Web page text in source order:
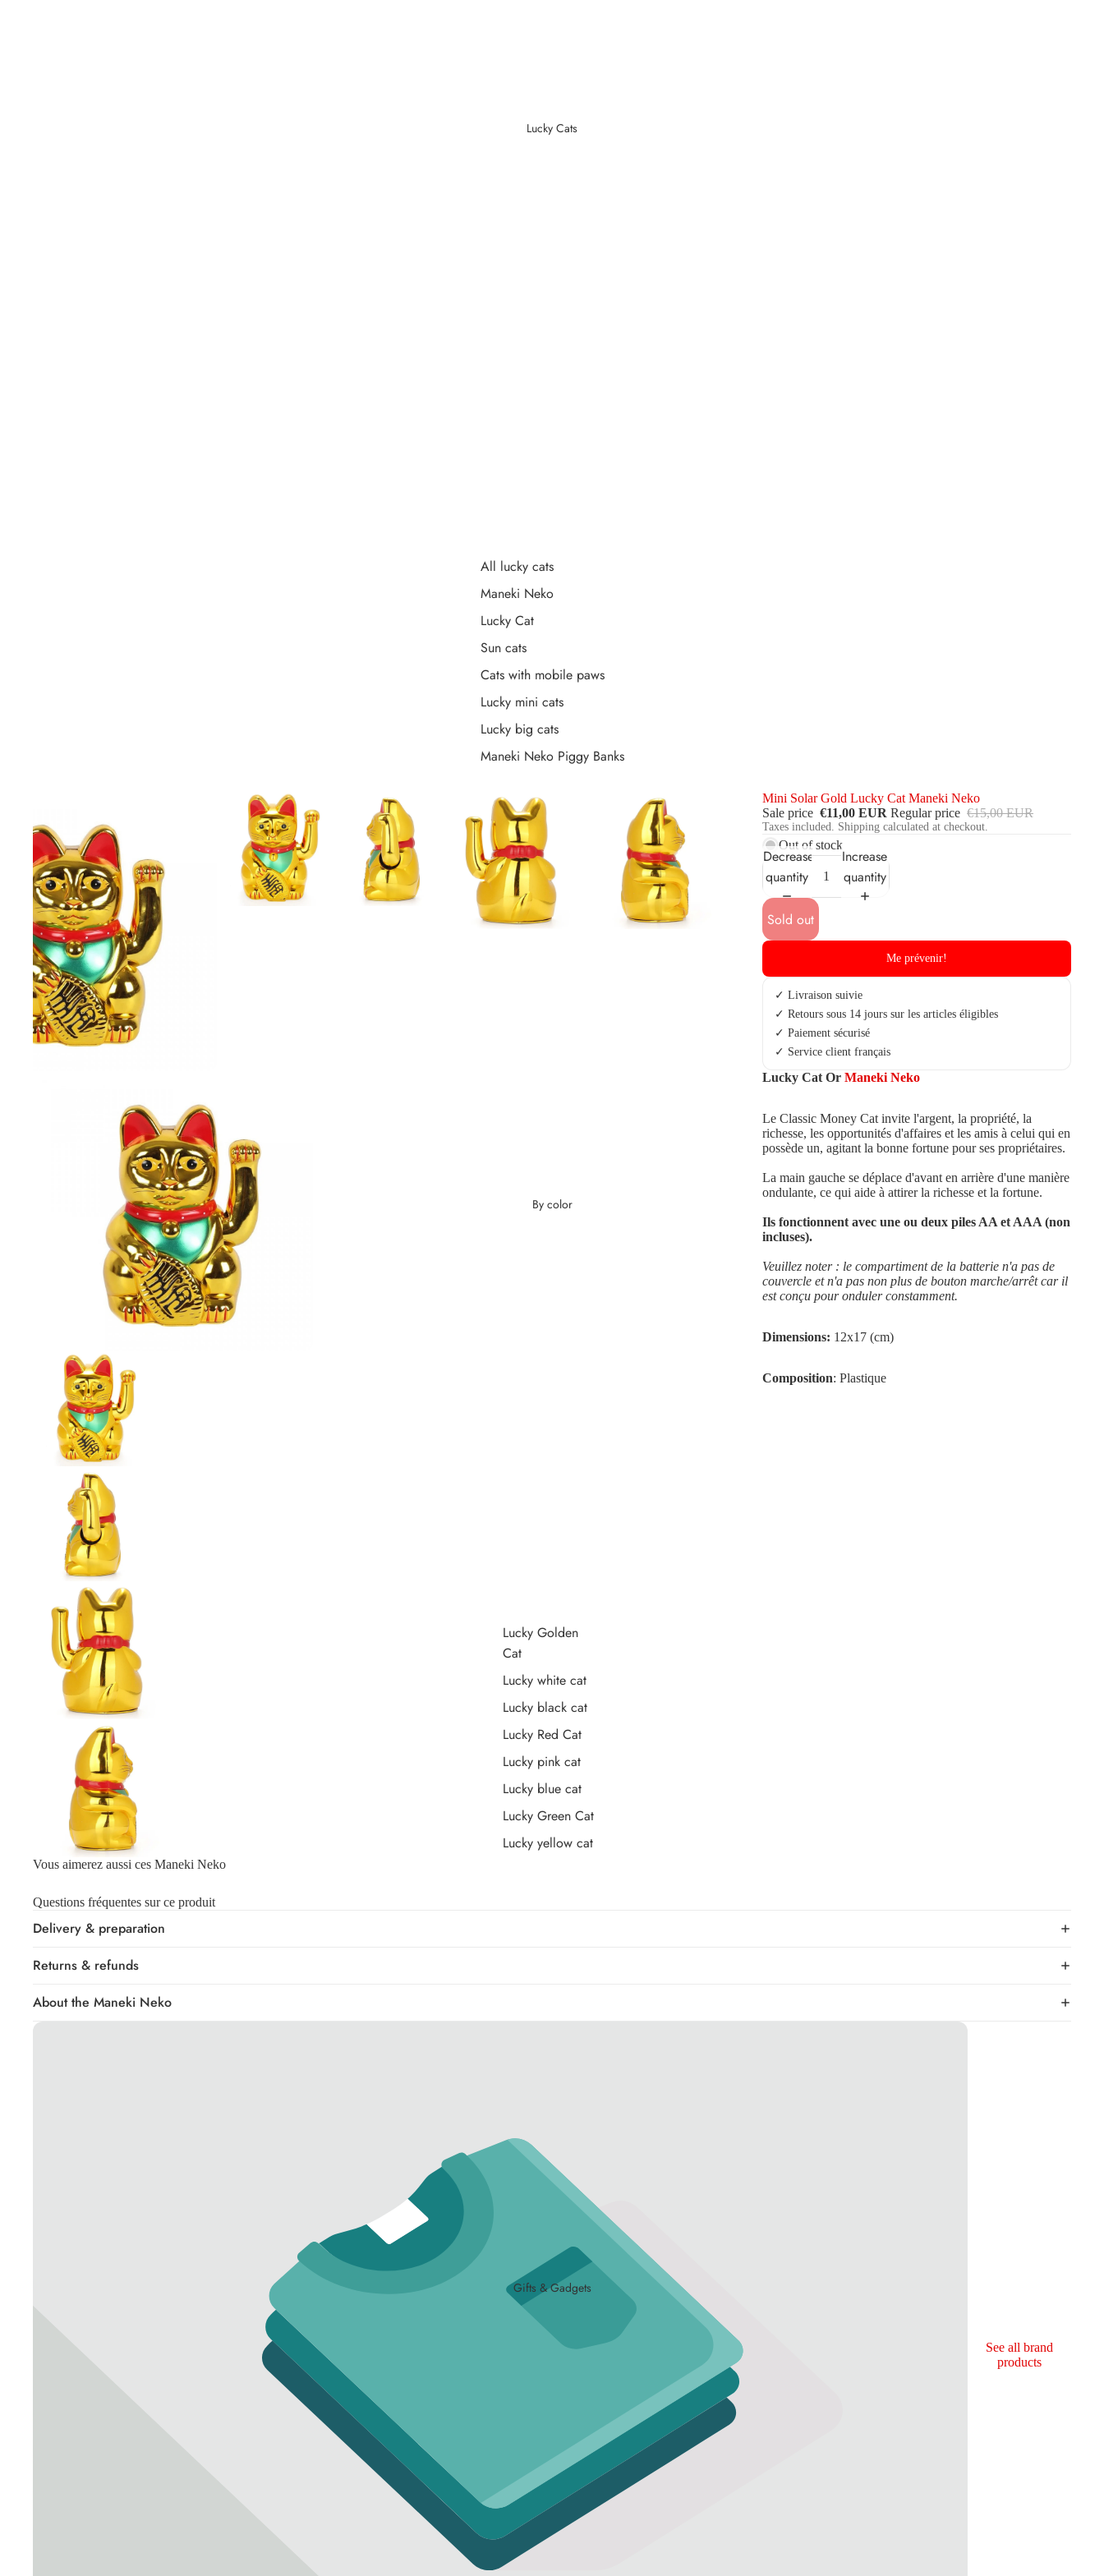
Lucky Cats
All lucky cats
Maneki Neko
Lucky Cat
Sun cats
Cats with mobile paws
Lucky mini cats
Lucky big cats
Maneki Neko Piggy Banks
By color
Lucky Golden
Cat
Lucky white cat
Lucky black cat
Lucky Red Cat
Lucky pink cat
Lucky blue cat
Lucky Green Cat
Lucky yellow cat
Gifts & Gadgets
Mini Solar Gold Lucky Cat Maneki Neko
Sale price €11,00 EUR Regular price €15,00 EUR
Taxes included. Shipping calculated at checkout.
Out of stock
Decrease
quantity
Increase
quantity
Sold out
Me prévenir!
✓ Livraison suivie
✓ Retours sous 14 jours sur les articles éligibles
✓ Paiement sécurisé
✓ Service client français
Lucky Cat Or Maneki Neko
Le Classic Money Cat invite l'argent, la propriété, la
richesse, les opportunités d'affaires et les amis à celui qui en
possède un, agitant la bonne fortune pour ses propriétaires.
La main gauche se déplace d'avant en arrière d'une manière
ondulante, ce qui aide à attirer la richesse et la fortune.
Ils fonctionnent avec une ou deux piles AA et AAA (non
incluses).
Veuillez noter : le compartiment de la batterie n'a pas de
couvercle et n'a pas non plus de bouton marche/arrêt car il
est conçu pour onduler constamment.
Dimensions: 12x17 (cm)
Composition: Plastique
Vous aimerez aussi ces Maneki Neko
Questions fréquentes sur ce produit
Delivery & preparation
Returns & refunds
About the Maneki Neko
See all brand
products